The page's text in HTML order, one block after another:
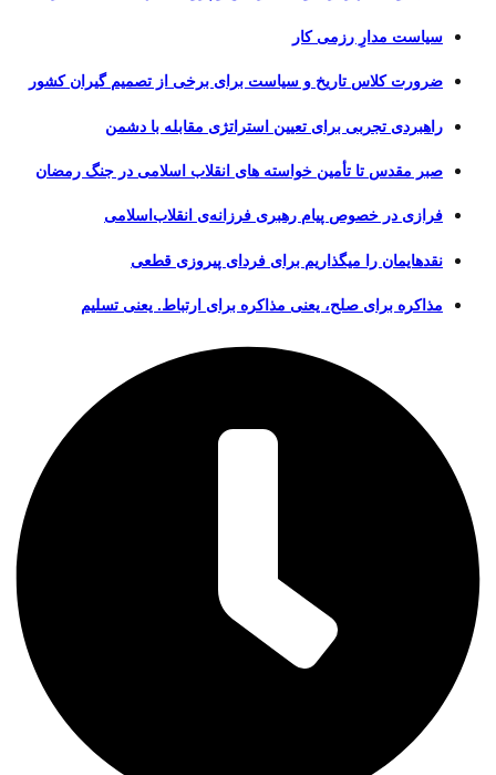
سیاست مدارِ رزمی کار
ضرورت کلاس تاریخ و سیاست برای برخی از تصمیم گیران کشور
راهبردی تجربی برای تعیین استراتژی مقابله با دشمن
صبر مقدس تا تأمین خواسته های انقلاب اسلامی در جنگ رمضان
فرازی در خصوص پیام رهبری فرزانه‌ی انقلاب‌اسلامی
نقدهایمان را میگذاریم برای فردای پیروزی قطعی
مذاکره برای صلح، یعنی مذاکره برای ارتباط. یعنی تسلیم